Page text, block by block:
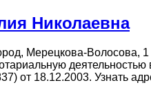
Николаевна
Мерецкова-Волосова, 1
деятельностью
от 18.12.2003. Узнать